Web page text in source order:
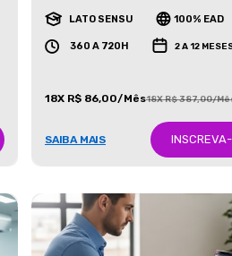
LATO SENSU 100% EAD
360 A 720H 2 A 12
18X R$ 86,00/Mês18X R$ 387,00/
SAIBA MAIS